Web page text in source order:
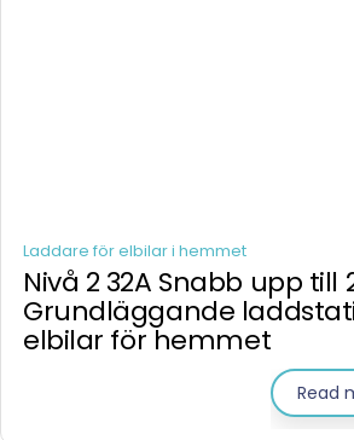
Laddare för elbilar i hemmet
Nivå 2 32A Snabb upp till
Grundläggande
elbilar för hemmet
Read